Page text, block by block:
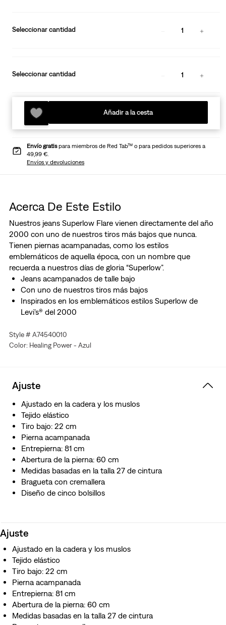
Seleccionar cantidad 1
Seleccionar cantidad 1
Añadir a la cesta
Envío gratispara miembros de Red Tab™ o para pedidos superiores a
49,99 €.
Envíos y devoluciones
Acerca De Este Estilo
Nuestros jeans Superlow Flare vienen directamente del año
2000 con uno de nuestros tiros más bajos que nunca.
Tienen piernas acampanadas, como los estilos
emblemáticos de aquella época, con un nombre que
recuerda a nuestros días de gloria “Superlow”.
Jeans acampanados de talle bajo
Con uno de nuestros tiros más bajos
Inspirados en los emblemáticos estilos Superlow de
Levi's® del 2000
Style # A74540010
Color: Healing Power - Azul
Ajuste
Ajustado en la cadera y los muslos
Tejido elástico
Tiro bajo: 22 cm
Pierna acampanada
Entrepierna: 81 cm
Abertura de la pierna: 60 cm
Medidas basadas en la talla 27 de cintura
Bragueta con cremallera
Diseño de cinco bolsillos
Ajuste
Ajustado en la cadera y los muslos
Tejido elástico
Tiro bajo: 22 cm
Pierna acampanada
Entrepierna: 81 cm
Abertura de la pierna: 60 cm
Medidas basadas en la talla 27 de cintura